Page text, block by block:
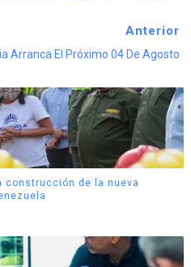
Anterior
Arranca El Próximo 04 De Agosto
construcción de la nueva